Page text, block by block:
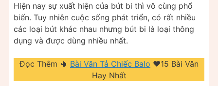
Hiện nay sự xuất hiện của bút bi thì vô cùng phổ
biến. Tuy nhiên cuộc sống phát triển, có rất nhiều
các loại bút khác nhau nhưng bút bi là loại thông
dụng và được dùng nhiều nhất.
Đọc Thêm 🌵 Bài Văn Tả Chiếc Balo ❤️️15 Bài Văn
Hay Nhất